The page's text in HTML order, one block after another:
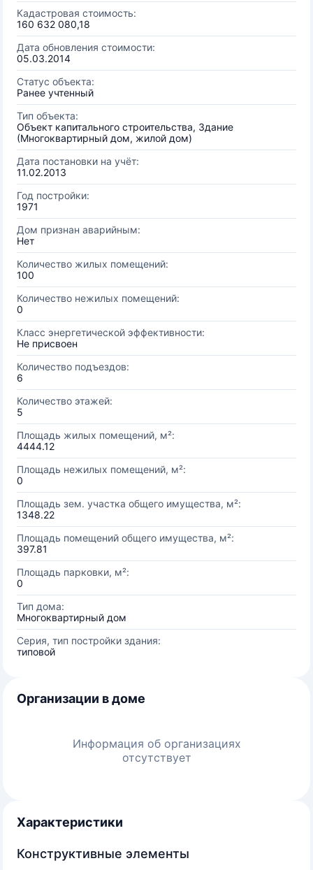
Кадастровая стоимость:
160 632 080,18
Дата обновления стоимости:
05.03.2014
Статус объекта:
Ранее учтенный
Тип объекта:
Объект капитального строительства, Здание
(Многоквартирный дом, жилой дом)
Дата постановки на учёт:
11.02.2013
Год постройки:
1971
Дом признан аварийным:
Нет
Количество жилых помещений:
100
Количество нежилых помещений:
0
Класс энергетической эффективности:
Не присвоен
Количество подъездов:
6
Количество этажей:
5
Площадь жилых помещений, м²:
4444.12
Площадь нежилых помещений, м²:
0
Площадь зем. участка общего имущества, м²:
1348.22
Площадь помещений общего имущества, м²:
397.81
Площадь парковки, м²:
0
Тип дома:
Многоквартирный дом
Серия, тип постройки здания:
типовой
Организации в доме
Информация об организациях
отсутствует
Характеристики
Конструктивные элементы